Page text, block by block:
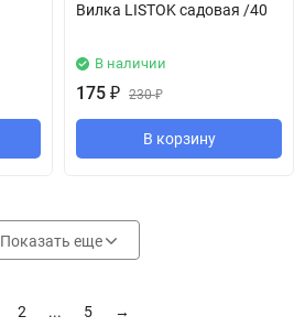
Вилка LISTOK садовая /40
В наличии
175 ₽ 230₽
В корзину
Показать еще
2 ... 5 →